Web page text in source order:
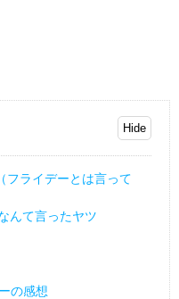
フライデーとは言って
んて言ったヤツ
の感想